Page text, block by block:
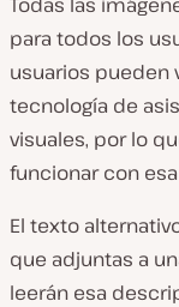
para todos los
usuarios pueden
tecnología de
visuales, por lo
funcionar con
El texto
que adjuntas a
leerán esa